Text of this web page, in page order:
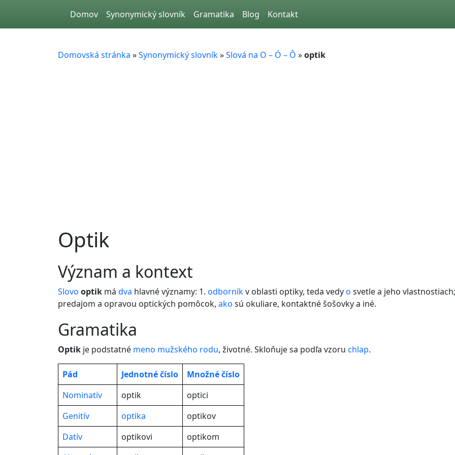
Domov Synonymický slovník Gramatika Blog Kontakt
Domovská stránka »Synonymický slovník»Slová na O – Ó – Ô »optik
Optik
význam a kontext
Slovo optik má dva hlavné významy: 1. odborníkv oblasti optiky, teda vedyo svetle a jeho
predajom a opravou optických pomôcok, ako sú okuliare, kontaktné šošovky a iné.
gramatika
Optik je podstatné meno mužského rodu, životné. Skloňuje sa podľa vzoru chlap.
Pád Jednotnéčíslo
Množné číslo
Nominatív
optik
optici
Genitív
optika
optikov
Datív
optikovi
optikom